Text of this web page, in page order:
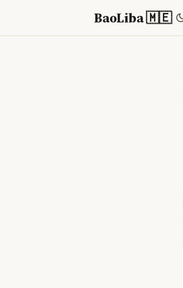
BaoLiba 🇲🇪